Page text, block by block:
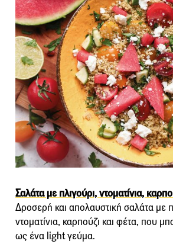
Σαλάτα με πλιγούρι, ντοματίνια,
Δροσερή και απολαυστική σαλάτα με
ντοματίνια, καρπούζι και φέτα, που
ως ένα light γεύμα.